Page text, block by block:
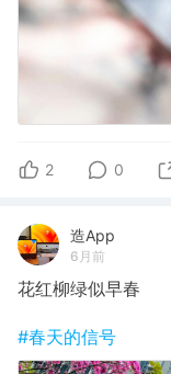
2 0
造App
6月前
花红柳绿似早春
#春天的信号